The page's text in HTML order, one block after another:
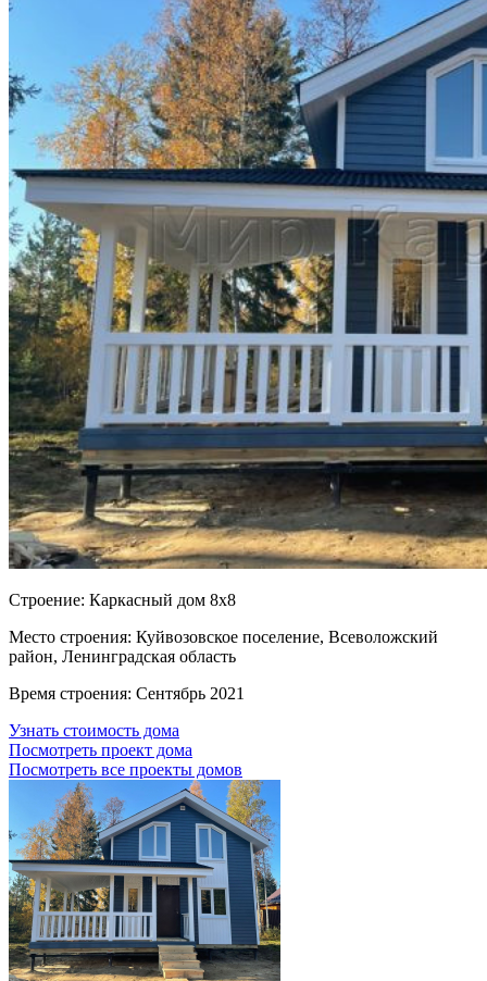
Cтроение: Каркасный дом 8х8
Место строения: Куйвозовское поселение, Всеволожский
район, Ленинградская область
Время строения: Сентябрь 2021
Узнать стоимость дома
Посмотреть проект дома
Посмотреть все проекты домов